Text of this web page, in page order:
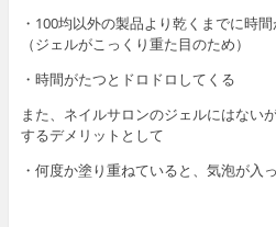
・100均以外の製品より乾くまでに時
（ジェルがこっくり重た目のため）
・時間がたつとドロドロしてくる
また、ネイルサロンのジェルにはない
するデメリットとして
・何度か塗り重ねていると、気泡が入